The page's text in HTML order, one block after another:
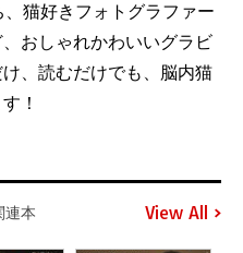
猫好きフォトグラファー
おしゃれかわいいグラビ
、読むだけでも、脳内猫
！
連本 View All